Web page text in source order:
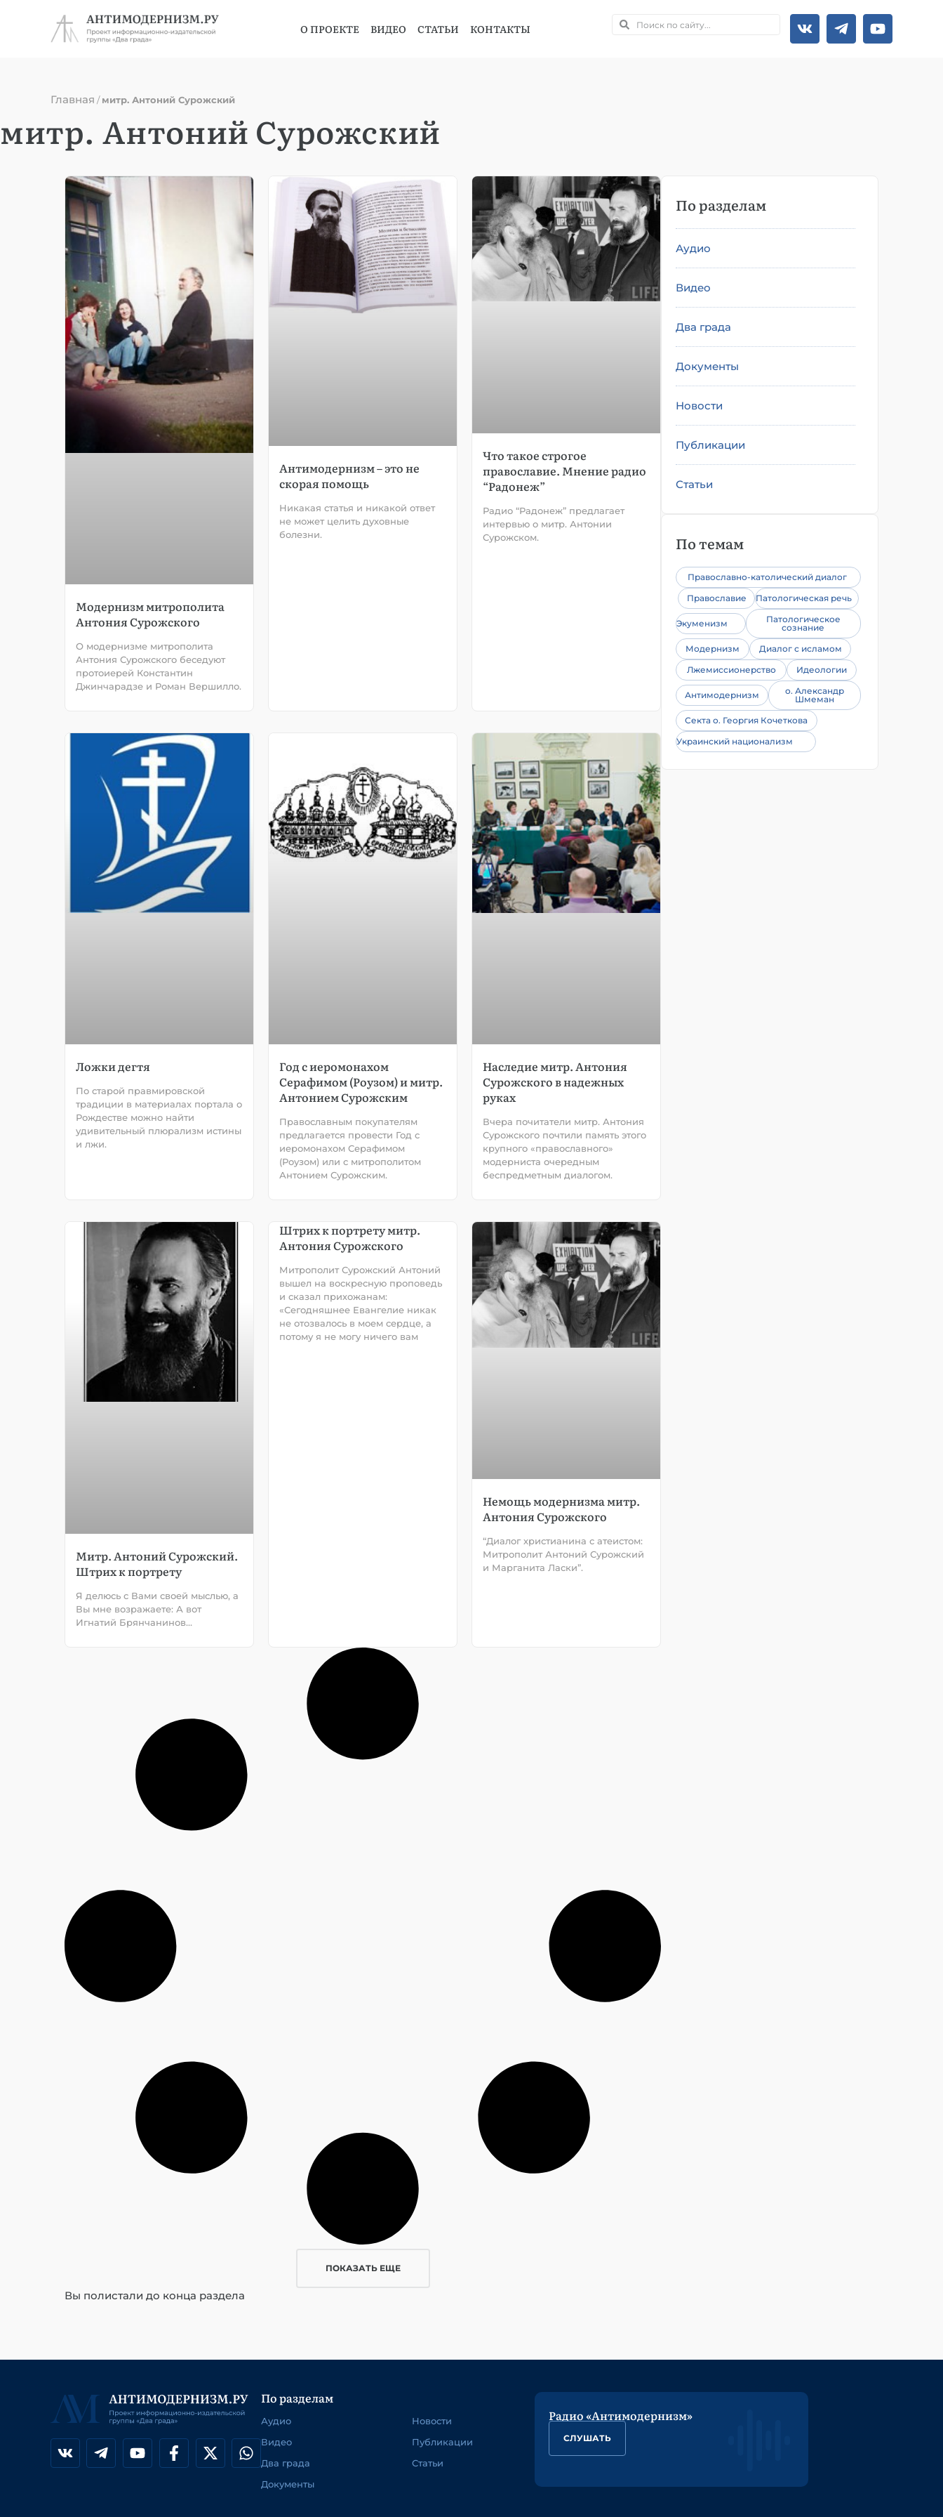
О ПРОЕКТЕ ВИДЕО СТАТЬИ КОНТАКТЫ
Главная /митр. Антоний Сурожский
митр. Антоний Сурожский
Модернизм митрополита
Антония Сурожского
О модернизме митрополита
Антония Сурожского беседуют
протоиерей Константин
Джинчарадзе и Роман Вершилло.
Антимодернизм – это не
скорая помощь
Никакая статья и никакой ответ
не может целить духовные
болезни.
Что такое строгое
православие. Мнение радио
“Радонеж”
Радио “Радонеж” предлагает
интервью о митр. Антонии
Сурожском.
Ложки дегтя
По старой правмировской
традиции в материалах портала о
Рождестве можно найти
удивительный плюрализм истины
и лжи.
Год с иеромонахом
Серафимом (Роузом) и митр.
Антонием Сурожским
Православным покупателям
предлагается провести Год с
иеромонахом Серафимом
(Роузом) или с митрополитом
Антонием Сурожским.
Наследие митр. Антония
Сурожского в надежных
руках
Вчера почитатели митр. Антония
Сурожского почтили память этого
крупного «православного»
модерниста очередным
беспредметным диалогом.
Митр. Антоний Сурожский.
Штрих к портрету
Я делюсь с Вами своей мыслью, а
Вы мне возражаете: А вот
Игнатий Брянчанинов…
Штрих к портрету митр.
Антония Сурожского
Митрополит Сурожский Антоний
вышел на воскресную проповедь
и сказал прихожанам:
«Сегодняшнее Евангелие никак
не отозвалось в моем сердце, а
потому я не могу ничего вам
Немощь модернизма митр.
Антония Сурожского
“Диалог христианина с атеистом:
Митрополит Антоний Сурожский
и Марганита Ласки”.
ПОКАЗАТЬ ЕЩЕ
Вы полистали до конца раздела
По разделам
Аудио
Видео
Два града
Документы
Новости
Публикации
Статьи
По темам
Православно-католический диалог
Православие
Патологическая речь
Экуменизм
Патологическое
сознание
Модернизм
Диалог с исламом
Лжемиссионерство
Идеологии
Антимодернизм
о. Александр
Шмеман
Секта о. Георгия Кочеткова
Украинский национализм
По разделам
Аудио
Видео
Два града
Документы
Новости
Публикации
Статьи
Радио «Антимодернизм»
СЛУШАТЬ